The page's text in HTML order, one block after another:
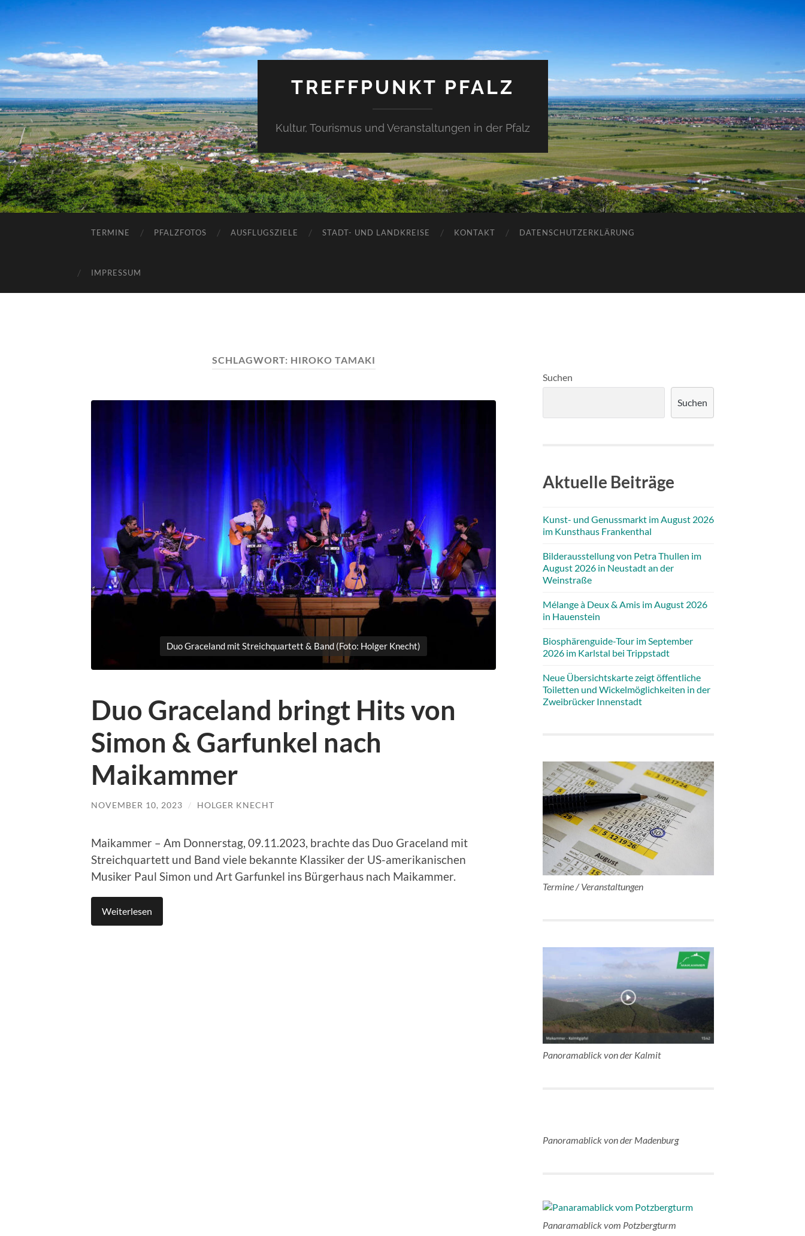
TREFFPUNKT PFALZ
Kultur, Tourismus und Veranstaltungen in der Pfalz
TERMINE PFALZFOTOS AUSFLUGSZIELE STADT- UND LANDKREISE KONTAKT DATENSCHUTZERKLÄRUNG
IMPRESSUM
SCHLAGWORT: HIROKO TAMAKI
Duo Graceland mit Streichquartett & Band (Foto: Holger Knecht)
Duo Graceland bringt Hits von
Simon & Garfunkel nach
Maikammer
NOVEMBER 10, 2023 / HOLGER KNECHT
Maikammer – Am Donnerstag, 09.11.2023, brachte das Duo Graceland mit
Streichquartett und Band viele bekannte Klassiker der US-amerikanischen
Musiker Paul Simon und Art Garfunkel ins Bürgerhaus nach Maikammer.
Weiterlesen
Suchen
Suchen
Aktuelle Beiträge
Kunst- und Genussmarkt im August 2026
im Kunsthaus Frankenthal
Bilderausstellung von Petra Thullen im
August 2026 in Neustadt an der
Weinstraße
Mélange à Deux & Amis im August 2026
in Hauenstein
Biosphärenguide-Tour im September
2026 im Karlstal bei Trippstadt
Neue Übersichtskarte zeigt öffentliche
Toiletten und Wickelmöglichkeiten in der
Zweibrücker Innenstadt
Termine / Veranstaltungen
Panoramablick von der Kalmit
Panoramablick von der Madenburg
Panaramablick vom Potzbergturm